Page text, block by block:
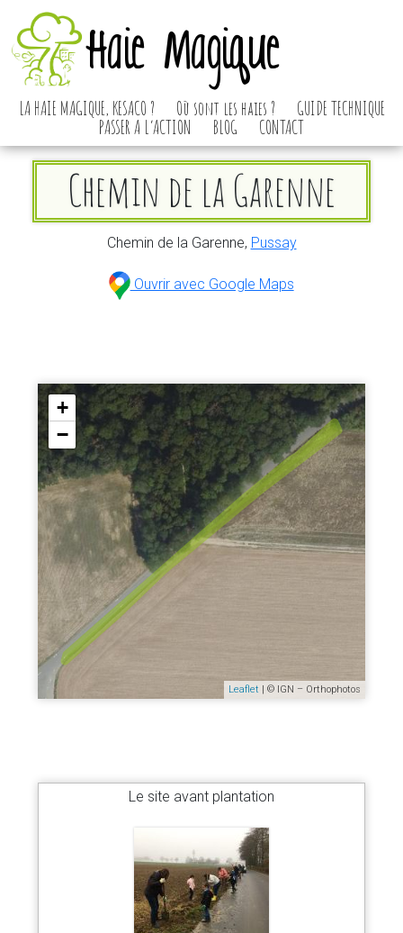
Haie Magique
LA HAIE MAGIQUE, KESACO ? Où sont les haies ?
GUIDE TECHNIQUE
PASSER A L’ACTION
BLOG CONTACT
Chemin de la Garenne
Chemin de la Garenne, Pussay
Ouvrir avec Google Maps
+
−
Leaflet | © IGN – Orthophotos
Le site avant plantation